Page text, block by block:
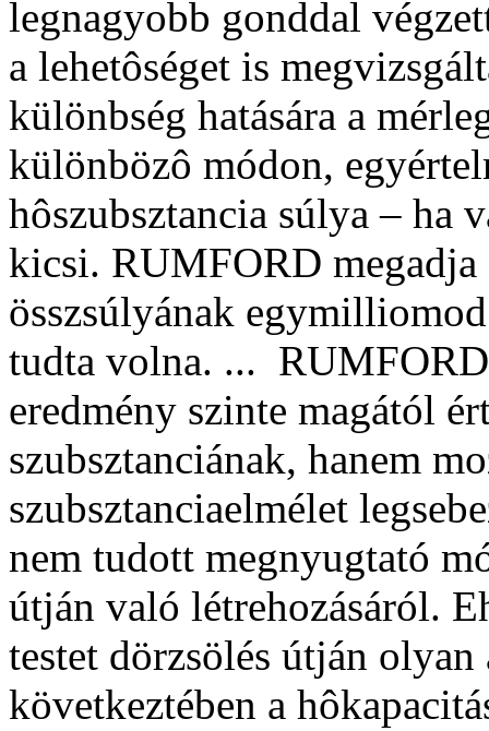
legnagyobb gonddal
a lehetôséget is
különbség hatására a
különbözô módon,
hôszubsztancia súlya – ha
kicsi. RUMFORD megadja
összsúlyának
tudta volna. ...
eredmény szinte magától
szubsztanciának, hanem
szubsztanciaelmélet
nem tudott megnyugtató
útján való létrehozásáról.
testet dörzsölés útján
következtében a